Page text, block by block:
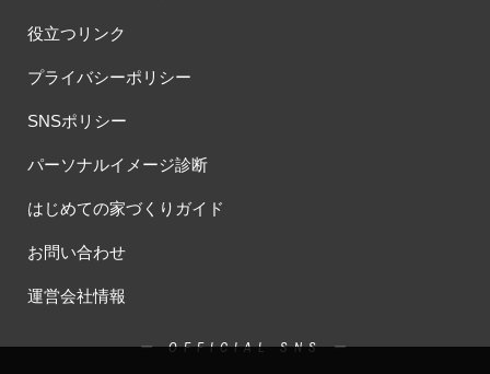
役立つリンク
プライバシーポリシー
SNSポリシー
パーソナルイメージ診断
はじめての家づくりガイド
お問い合わせ
運営会社情報
ー OFFICIAL SNS ー